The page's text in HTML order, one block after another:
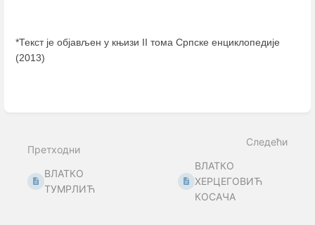
*Текст је објављен у књизи II тома Српске енциклопедије
(2013)
select
Претходни
ВЛАТКО
ТУМРЛИЋ
Следећи
ВЛАТКО
ХЕРЦЕГОВИЋ
КОСАЧА